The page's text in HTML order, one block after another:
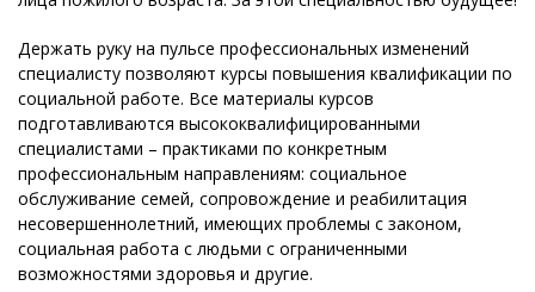
Держать руку на пульсе профессиональных изменений
специалисту позволяют курсы повышения квалификации по
социальной работе. Все материалы курсов
подготавливаются высококвалифицированными
специалистами – практиками по конкретным
профессиональным направлениям: социальное
обслуживание семей, сопровождение и реабилитация
несовершеннолетний, имеющих проблемы с законом,
социальная работа с людьми с ограниченными
возможностями здоровья и другие.